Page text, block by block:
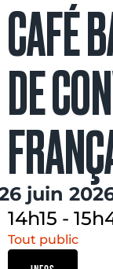
CAFÉ
DE
juin
14h15 -
Tout public